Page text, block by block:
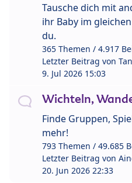
Tausche dich mit
ihr Baby im
du.
365 Themen / 4.917
Letzter Beitrag von
9. Jul 2026 15:03
Wichteln,
Finde Gruppen,
mehr!
793 Themen / 49.685
Letzter Beitrag von
20. Jun 2026 22:33